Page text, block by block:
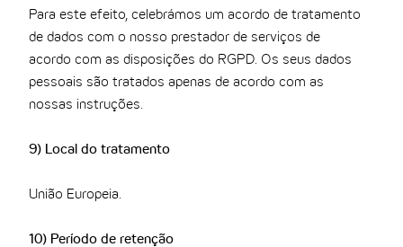
Para este efeito, celebrámos um acordo de tratamento
de dados com o nosso prestador de serviços de
acordo com as disposições do RGPD. Os seus dados
pessoais são tratados apenas de acordo com as
nossas instruções.
9) Local do tratamento
União Europeia.
10) Período de retenção